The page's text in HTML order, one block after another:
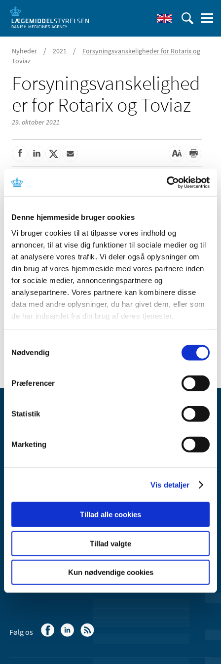
Denne hjemmeside bruger cookies
Vi bruger cookies til at tilpasse vores indhold og
annoncer, til at vise dig funktioner til sociale medier og til
at analysere vores trafik. Vi deler også oplysninger om
din brug af vores hjemmeside med vores partnere inden
for sociale medier, annonceringspartnere og
analysepartnere. Vores partnere kan kombinere disse
data med andre oplysninger, du har givet dem, eller som
de har indsamlet fra din brug af deres tjenester.
Nødvendig
Præferencer
Statistik
Marketing
Vis detaljer
Tillad alle cookies
Tillad valgte
Kun nødvendige cookies
Nyheder / 2021 /
Forsyningsvanskeligheder for Rotarix og
Toviaz
Forsyningsvanskelighed
er for Rotarix og Toviaz
29. oktober 2021
Der er i øjeblikket problemer med forsyningen af:
ApS
Der er permanent markedsophør af:
• Rotarix, oral suspension, rotavirus vaccine, fra
GlaxoSmithKline Pharma A/S
Yderligere information om varighed m.m. kan findes via
følgende link:
Link:Se oversigten over aktuelle og kommende
forsyningsvanskeligheder
Lægemiddelstyrelsen
Email:dkma@dkma.dk
Lægemiddelstyrelsen er en del af
Sundheds- og Kirkeministeriet.
Kontakt Lægemiddelstyrelsen
44 88 95 95 (kl. 9 - 15)
Følg os